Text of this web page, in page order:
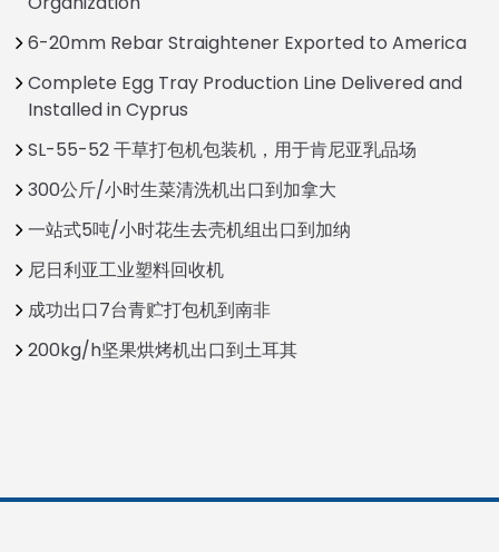
6-20mm Rebar Straightener Exported to America
Complete Egg Tray Production Line Delivered and
Installed in Cyprus
SL-55-52 干草打包机包装机，用于肯尼亚乳品场
300公斤/小时生菜清洗机出口到加拿大
一站式5吨/小时花生去壳机组出口到加纳
尼日利亚工业塑料回收机
成功出口7台青贮打包机到南非
200kg/h坚果烘烤机出口到土耳其